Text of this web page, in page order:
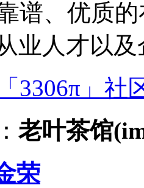
谱、优质
业人才以
「3306π」社
老叶茶馆
荣